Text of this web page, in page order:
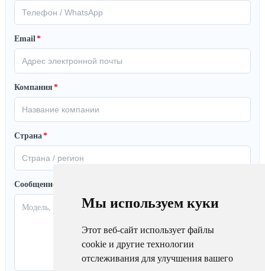
Мы используем куки
Этот веб-сайт использует файлы
cookie и другие технологии
отслеживания для улучшения вашего
Email *
Компания *
Страна*
Сообщение